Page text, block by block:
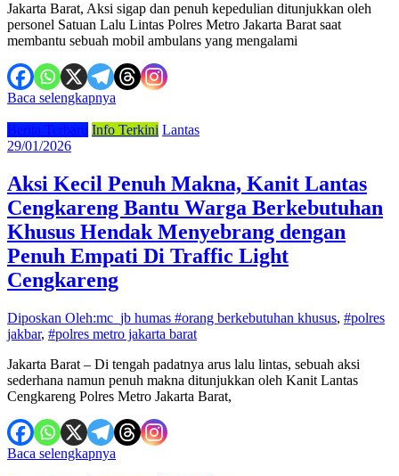
Jakarta Barat, Aksi sigap dan penuh kepedulian ditunjukkan oleh
personel Satuan Lalu Lintas Polres Metro Jakarta Barat saat
membantu sebuah mobil ambulans yang mengalami
Baca selengkapnya
Berita Terbaru Info Terkini Lantas
29/01/2026
Aksi Kecil Penuh Makna, Kanit Lantas
Cengkareng Bantu Warga Berkebutuhan
Khusus Hendak Menyebrang dengan
Penuh Empati Di Traffic Light
Cengkareng
Diposkan Oleh:mc_jb humas #orang berkebutuhan khusus, #polres
jakbar, #polres metro jakarta barat
Jakarta Barat – Di tengah padatnya arus lalu lintas, sebuah aksi
sederhana namun penuh makna ditunjukkan oleh Kanit Lantas
Cengkareng Polres Metro Jakarta Barat,
Baca selengkapnya